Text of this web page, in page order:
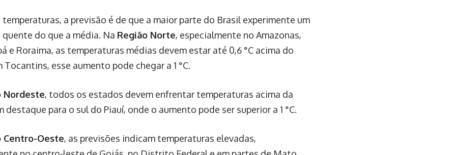
a previsão é de que a maior parte do Brasil experimente um
quente do que a média. Na Região Norte, especialmente no Amazonas,
e Roraima, as temperaturas médias devem estar até 0,6 °C acima do
Tocantins, esse aumento pode chegar a 1 °C.
Nordeste, todos os estados devem enfrentar temperaturas acima da
destaque para o sul do Piauí, onde o aumento pode ser superior a 1 °C.
Centro-Oeste, as previsões indicam temperaturas elevadas,